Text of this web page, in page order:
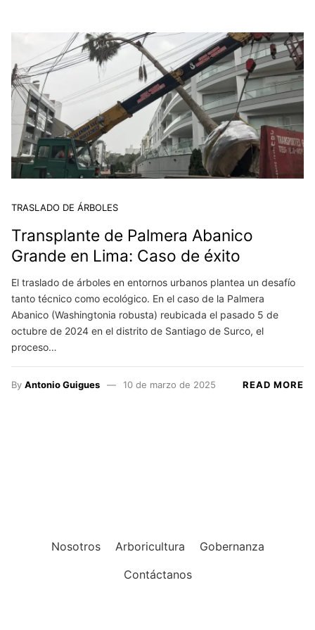
TRASLADO DE ÁRBOLES
Transplante de Palmera Abanico
Grande en Lima: Caso de éxito
El traslado de árboles en entornos urbanos plantea un desafío
tanto técnico como ecológico. En el caso de la Palmera
Abanico (Washingtonia robusta) reubicada el pasado 5 de
octubre de 2024 en el distrito de Santiago de Surco, el
proceso…
By Antonio Guigues 10 de marzo de 2025 READ MORE
Nosotros Arboricultura
Gobernanza
Contáctanos